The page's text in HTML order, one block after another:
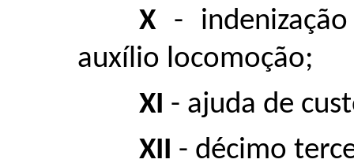
X-
auxílio locomoção;
XI - ajuda de
XII - décimo